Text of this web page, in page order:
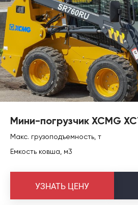
Мини-погрузчик XCMG
Макс. грузоподъемность, т
Емкость ковша, м3
УЗНАТЬ ЦЕНУ